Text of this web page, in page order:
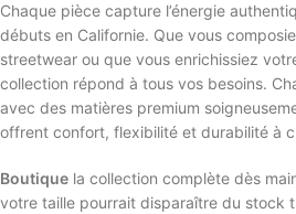
Chaque pièce capture l’énergie
débuts en Californie. Que vous
streetwear ou que vous enrichissiez
collection répond à tous vos besoins.
avec des matières premium
offrent confort, flexibilité et durabilité à
Boutique la collection complète dès
votre taille pourrait disparaître du stock